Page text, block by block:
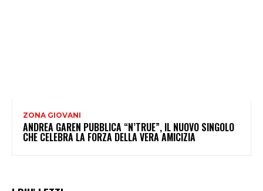
ZONA GIOVANI
ANDREA GAREN PUBBLICA “N’TRUE”, IL NUOVO SINGOLO
CHE CELEBRA LA FORZA DELLA VERA AMICIZIA